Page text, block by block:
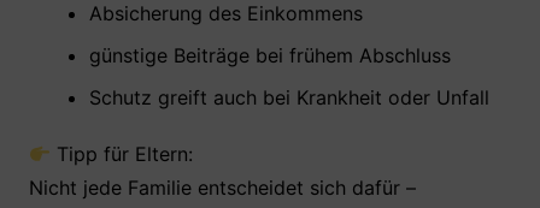
Absicherung des Einkommens
günstige Beiträge bei frühem Abschluss
Schutz greift auch bei Krankheit oder Unfall
Tipp für Eltern:
Nicht jede Familie entscheidet sich dafür –